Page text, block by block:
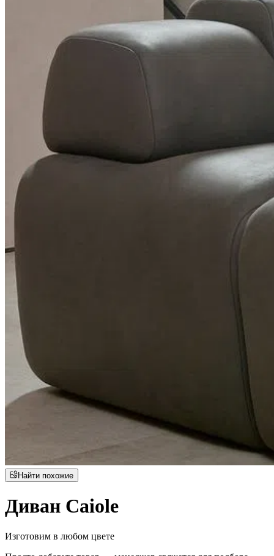
Найти похожие
Диван Caiole
Изготовим в любом цвете